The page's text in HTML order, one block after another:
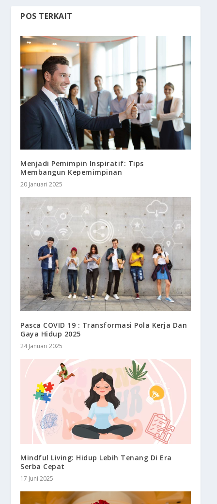
POS TERKAIT
Menjadi Pemimpin Inspiratif: Tips
Membangun Kepemimpinan
20 Januari 2025
Pasca COVID 19 : Transformasi Pola Kerja Dan
Gaya Hidup 2025
24 Januari 2025
Mindful Living: Hidup Lebih Tenang Di Era
Serba Cepat
17 Juni 2025